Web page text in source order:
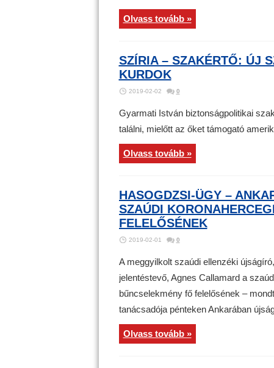
Olvass tovább »
SZÍRIA – SZAKÉRTŐ: ÚJ
KURDOK
2019-02-02 0
Gyarmati István biztonságpolitikai
találni, mielőtt az őket támogató
Olvass tovább »
HASOGDZSI-ÜGY –
SZAÚDI
FELELŐSÉNEK
2019-02-01 0
A meggyilkolt szaúdi ellenzéki
jelentéstevő, Agnes Callamard a
bűncselekmény fő felelősének –
tanácsadója pénteken Ankarában
Olvass tovább »